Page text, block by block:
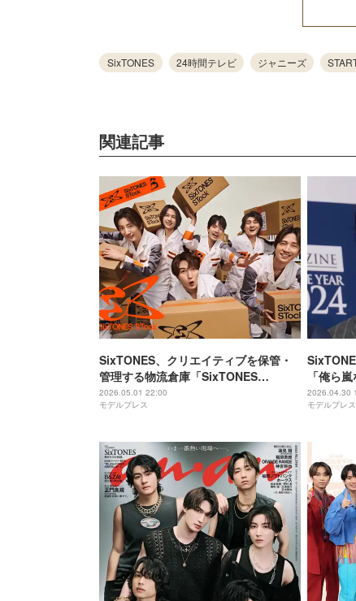
SixTONES 24時間テレビ ジャニーズ
関連記事
SixTONES、クリエイティブを保管・
管理する物流倉庫「SixTONES
STock」公開決定 東京＆大阪で見学会
開催
2026.05.01 22:00
モデルプレス
「俺ら
ことも明
2026.04.30
モデルプレス